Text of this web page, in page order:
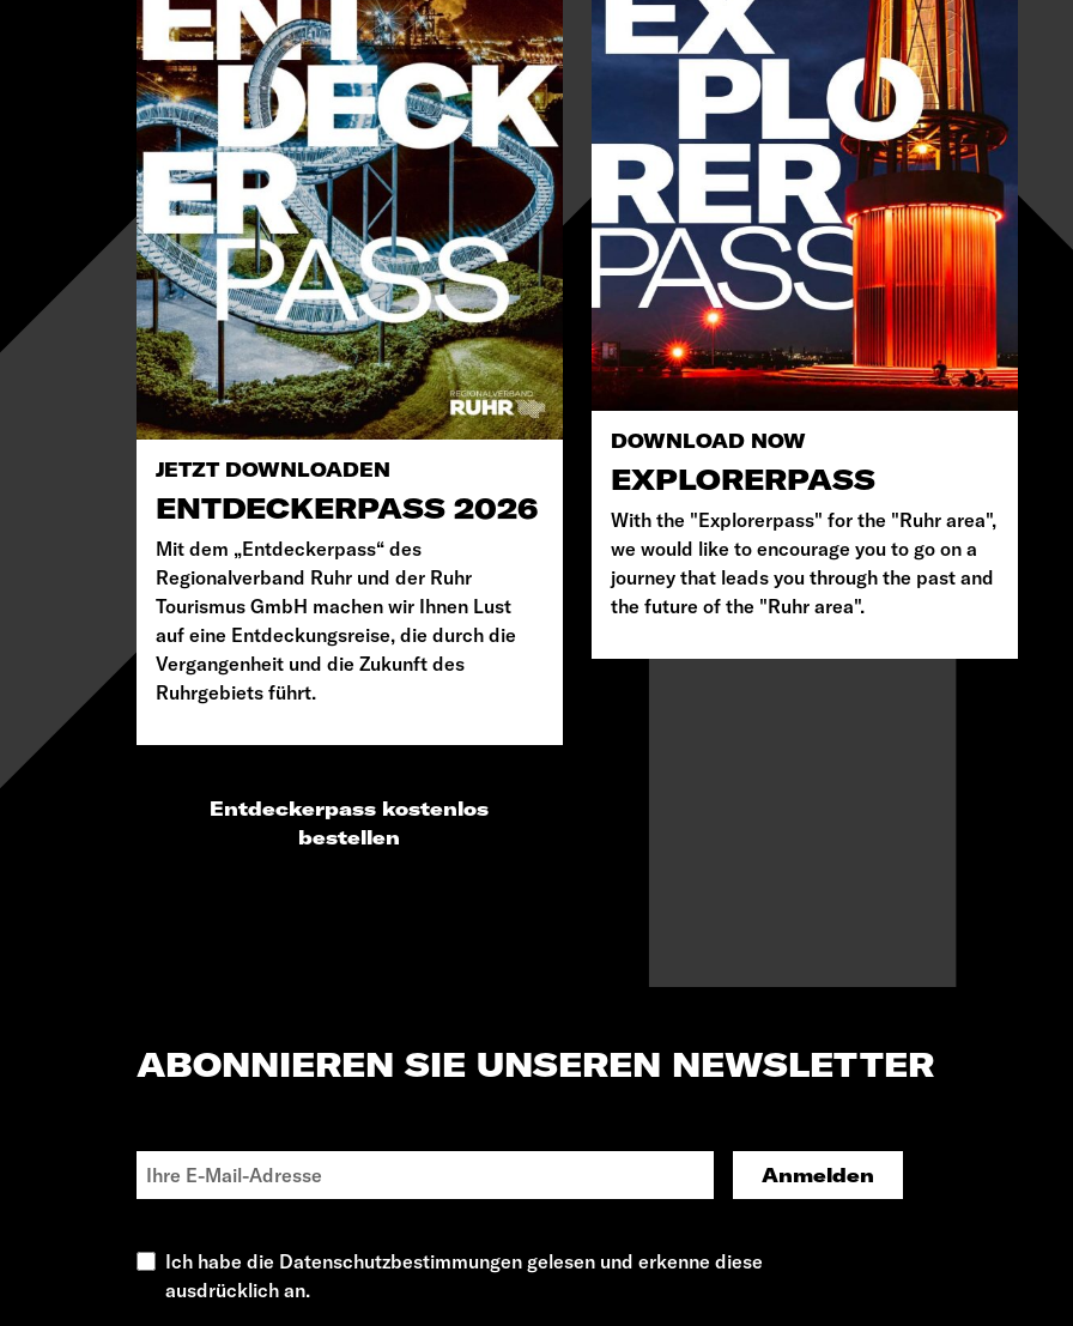
JETZT DOWNLOADEN
ENTDECKERPASS 2026
Mit dem „Entdeckerpass“ des
Regionalverband Ruhr und der Ruhr
Tourismus GmbH machen wir Ihnen Lust
auf eine Entdeckungsreise, die durch die
Vergangenheit und die Zukunft des
Ruhrgebiets führt.
Entdeckerpass kostenlos
bestellen
DOWNLOAD NOW
EXPLORERPASS
With the "Explorerpass" for the "Ruhr area",
we would like to encourage you to go on a
journey that leads you through the past and
the future of the "Ruhr area".
ABONNIEREN SIE UNSEREN NEWSLETTER
Anmelden
Ich habe die Datenschutzbestimmungen gelesen und erkenne diese
ausdrücklich an.